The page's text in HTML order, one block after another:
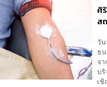
ศิ
ส
วั
ธ
จ
บ
เ